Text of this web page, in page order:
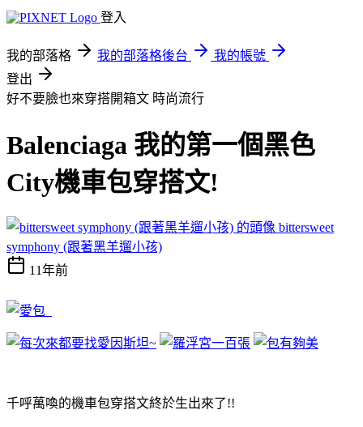
登入
我的部落格 我的部落格後台
我的帳號
登出
好不要臉也來穿搭開箱文 時尚流行
Balenciaga 我的第一個黑色
City機車包穿搭文!
bittersweet
symphony (跟著黑羊遛小孩)
11年前
千呼萬喚的機車包穿搭文終於生出來了!!